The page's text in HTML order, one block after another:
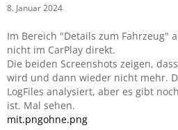
8. Januar 2024
Im Bereich "Details zum Fahrzeug"
nicht im CarPlay direkt.
Die beiden Screenshots zeigen,
wird und dann wieder nicht mehr.
LogFiles analysiert, aber es gibt
ist. Mal sehen.
mit.pngohne.png